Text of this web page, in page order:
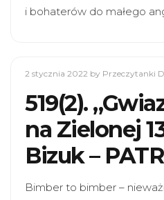
i bohaterów do małego
2 stycznia 2022 by Przeczytanki
519(2).
na Zielonej
Bizuk –
Bimber to bimber –